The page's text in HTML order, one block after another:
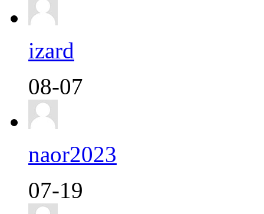
izard
08-07
naor2023
07-19